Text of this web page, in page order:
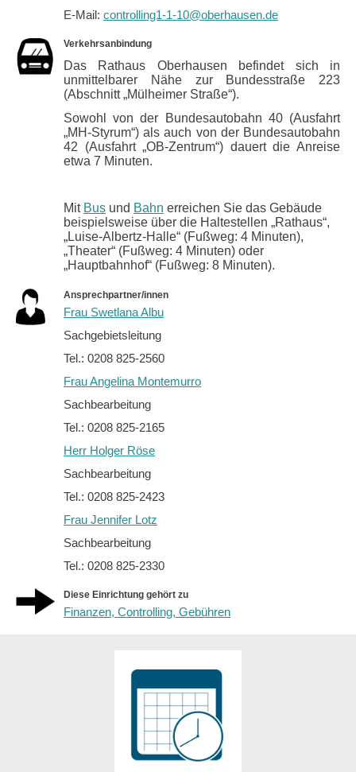
E-Mail: controlling1-1-10@oberhausen.de
Verkehrsanbindung
Das Rathaus Oberhausen befindet sich in
unmittelbarer Nähe zur Bundesstraße 223
(Abschnitt „Mülheimer Straße“).
Sowohl von der Bundesautobahn 40 (Ausfahrt
„MH-Styrum“) als auch von der Bundesautobahn
42 (Ausfahrt „OB-Zentrum“) dauert die Anreise
etwa 7 Minuten.
Mit Bus und Bahn erreichen Sie das Gebäude
beispielsweise über die Haltestellen „Rathaus“,
„Luise-Albertz-Halle“ (Fußweg: 4 Minuten),
„Theater“ (Fußweg: 4 Minuten) oder
„Hauptbahnhof“ (Fußweg: 8 Minuten).
Ansprechpartner/innen
Frau Swetlana Albu
Sachgebietsleitung
Tel.: 0208 825-2560
Frau Angelina Montemurro
Sachbearbeitung
Tel.: 0208 825-2165
Herr Holger Röse
Sachbearbeitung
Tel.: 0208 825-2423
Frau Jennifer Lotz
Sachbearbeitung
Tel.: 0208 825-2330
Diese Einrichtung gehört zu
Finanzen, Controlling, Gebühren